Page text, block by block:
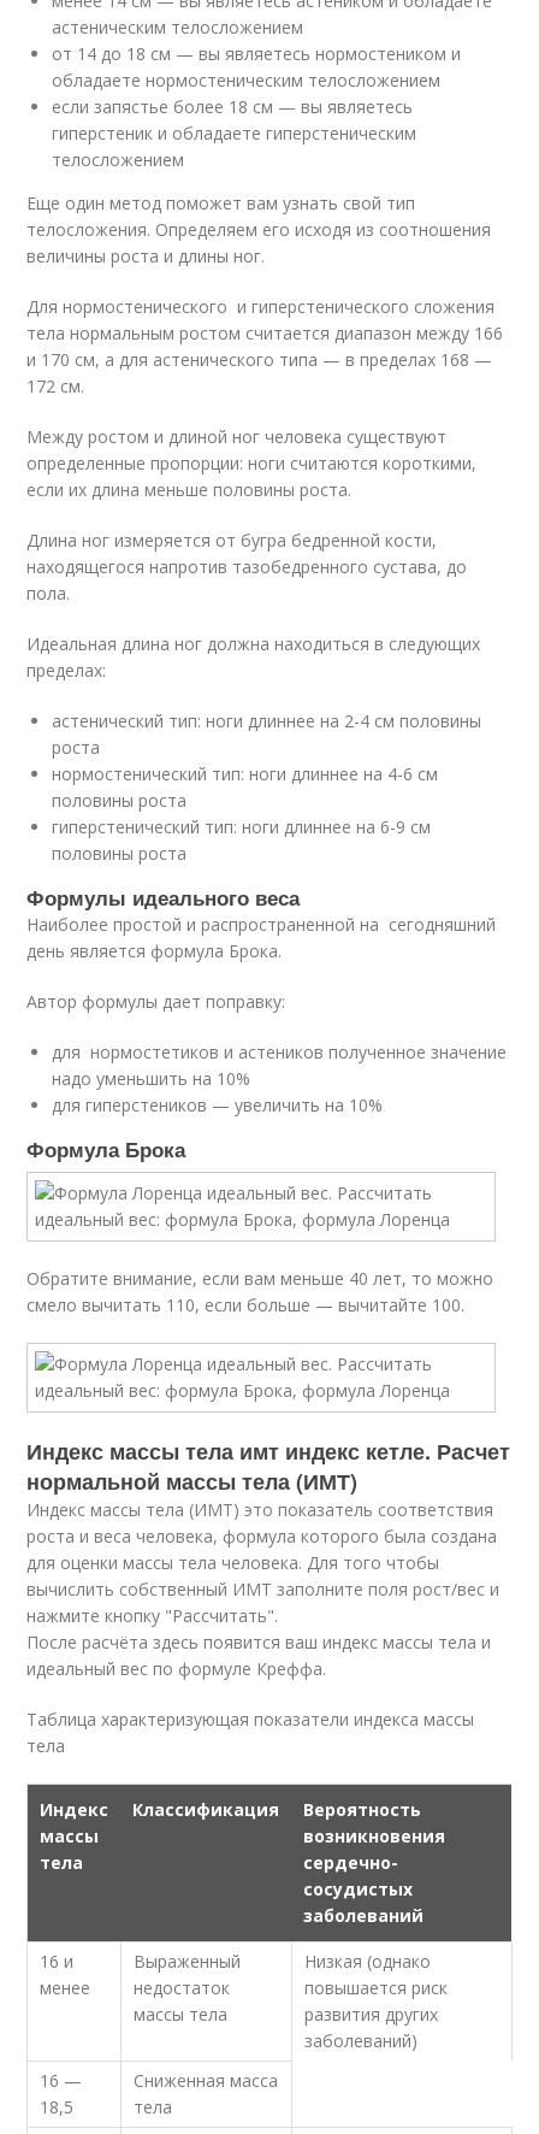
астеническим телосложением
от 14 до 18 см — вы являетесь нормостеником и
обладаете нормостеническим телосложением
если запястье более 18 см — вы являетесь
гиперстеник и обладаете гиперстеническим
телосложением
Еще один метод поможет вам узнать свой тип
телосложения. Определяем его исходя из соотношения
величины роста и длины ног.
Для нормостенического и гиперстенического сложения
тела нормальным ростом считается диапазон между 166
и 170 см, а для астенического типа — в пределах 168 —
172 см.
Между ростом и длиной ног человека существуют
определенные пропорции: ноги считаются короткими,
если их длина меньше половины роста.
Длина ног измеряется от бугра бедренной кости,
находящегося напротив тазобедренного сустава, до
пола.
Идеальная длина ног должна находиться в следующих
пределах:
астенический тип: ноги длиннее на 2-4 см половины
роста
нормостенический тип: ноги длиннее на 4-6 см
половины роста
гиперстенический тип: ноги длиннее на 6-9 см
половины роста
Формулы идеального веса
Наиболее простой и распространенной на сегодняшний
день является формула Брока.
Автор формулы дает поправку:
для нормостетиков и астеников полученное значение
надо уменьшить на 10%
для гиперстеников — увеличить на 10%
Формула Брока
Обратите внимание, если вам меньше 40 лет, то можно
смело вычитать 110, если больше — вычитайте 100.
Индекс массы тела имт индекс кетле. Расчет
нормальной массы тела (ИМТ)
Индекс массы тела (ИМТ) это показатель соответствия
роста и веса человека, формула которого была создана
для оценки массы тела человека. Для того чтобы
вычислить собственный ИМТ заполните поля рост/вес и
нажмите кнопку "Рассчитать".
После расчёта здесь появится ваш индекс массы тела и
идеальный вес по формуле Креффа.
Таблица характеризующая показатели индекса массы
тела
Индекс
массы
тела
Классификация
Вероятность
возникновения
сердечно-
сосудистых
заболеваний
16 и
менее
Выраженный
недостаток
массы тела
Низкая (однако
повышается риск
развития других
заболеваний)
16 —
18,5
Сниженная масса
тела